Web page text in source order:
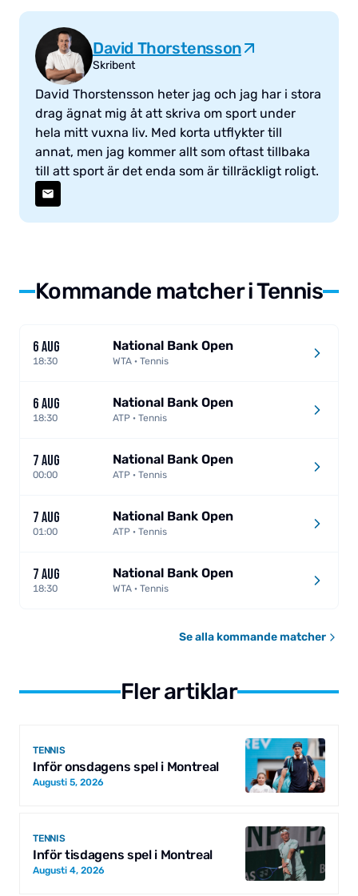
David Thorstensson
Skribent
David Thorstensson heter jag och jag har i stora
drag ägnat mig åt att skriva om sport under
hela mitt vuxna liv. Med korta utflykter till
annat, men jag kommer allt som oftast tillbaka
till att sport är det enda som är tillräckligt roligt.
Kommande matcher i Tennis
6 AUG
18:30
National Bank Open
WTA · Tennis
6 AUG
18:30
National Bank Open
ATP · Tennis
7 AUG
00:00
National Bank Open
ATP · Tennis
7 AUG
01:00
National Bank Open
ATP · Tennis
7 AUG
18:30
National Bank Open
WTA · Tennis
Se alla kommande matcher
Fler artiklar
TENNIS
Inför onsdagens spel i Montreal
Augusti 5, 2026
TENNIS
Inför tisdagens spel i Montreal
Augusti 4, 2026